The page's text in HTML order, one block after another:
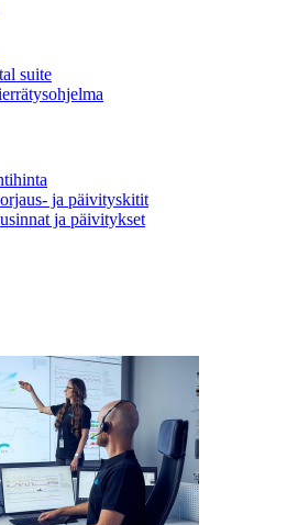
suite
ja päivityskitit
ja päivitykset